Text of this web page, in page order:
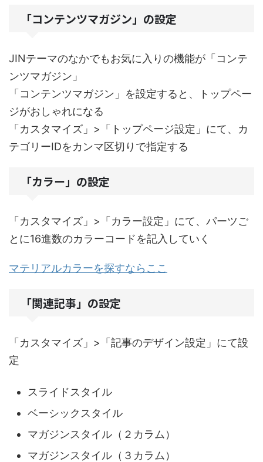
「コンテンツマガジン」の設定
JINテーマのなかでもお気に入りの機能が「コンテ
ンツマガジン」
「コンテンツマガジン」を設定すると、トップペー
ジがおしゃれになる
「カスタマイズ」>「トップページ設定」にて、カ
テゴリーIDをカンマ区切りで指定する
「カラー」の設定
「カスタマイズ」>「カラー設定」にて、パーツご
とに16進数のカラーコードを記入していく
マテリアルカラーを探すならここ
「関連記事」の設定
「カスタマイズ」>「記事のデザイン設定」にて設
定
スライドスタイル
ベーシックスタイル
マガジンスタイル（２カラム）
マガジンスタイル（３カラム）